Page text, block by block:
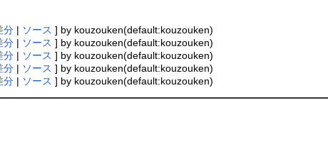
分 | ソース ] by kouzouken(default:kouzouken)
分 | ソース ] by kouzouken(default:kouzouken)
分 | ソース ] by kouzouken(default:kouzouken)
分 | ソース ] by kouzouken(default:kouzouken)
分 | ソース ] by kouzouken(default:kouzouken)